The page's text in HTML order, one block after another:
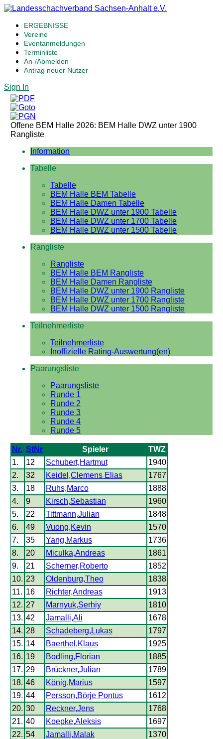
ERGEBNISSE
Vereine
Eventanmeldungen
Terminliste
An-/Abmelden
Antrag neuer Nutzer
Sign In
Offene BEM Halle 2026: BEM Halle DWZ unter 1900
Rangliste
Information
Tabelle
Tabelle
BEM Halle BEM Tabelle
BEM Halle Damen Tabelle
BEM Halle DWZ unter 1900 Tabelle
BEM Halle DWZ unter 1700 Tabelle
BEM Halle DWZ unter 1500 Tabelle
Rangliste
Rangliste
BEM Halle BEM Rangliste
BEM Halle Damen Rangliste
BEM Halle DWZ unter 1900 Rangliste
BEM Halle DWZ unter 1700 Rangliste
BEM Halle DWZ unter 1500 Rangliste
Teilnehmerliste
Teilnehmerliste
Inoffizielle Rating-Auswertung(en)
Paarungsliste
Paarungsliste
Runde 1
Runde 2
Runde 3
Runde 4
Runde 5
Nr. StNr Spieler
TWZ
1.
12 Schubert,Hartmut
1940
2.
32 Keidel,Clemens Elias
1767
3.
18 Ruhs,Marco
1888
4.
9 Kirsch,Sebastian
1960
5.
22 Tittmann,Julian
1848
6.
49 Vuong,Kevin
1570
7.
35 Yang,Markus
1736
8.
20 Miculka,Andreas
1861
9.
21 Scherner,Roberto
1852
10. 23 Oldenburg,Theo
1838
11. 16 Richter,Andreas
1913
12. 27 Marnyuk,Serhiy
1810
13. 42 Jamalli,Ali
1678
14. 28 Schadeberg,Lukas
1797
15. 14 Baerthel,Klaus
1925
16. 19 Bodling,Florian
1885
17. 29 Brückner,Julian
1789
18. 46 König,Marius
1597
19. 44 Persson,Börje Pontus
1612
20. 30 Reckner,Jens
1768
21. 40 Koepke,Aleksis
1697
22. 54 Jamalli,Malak
1370